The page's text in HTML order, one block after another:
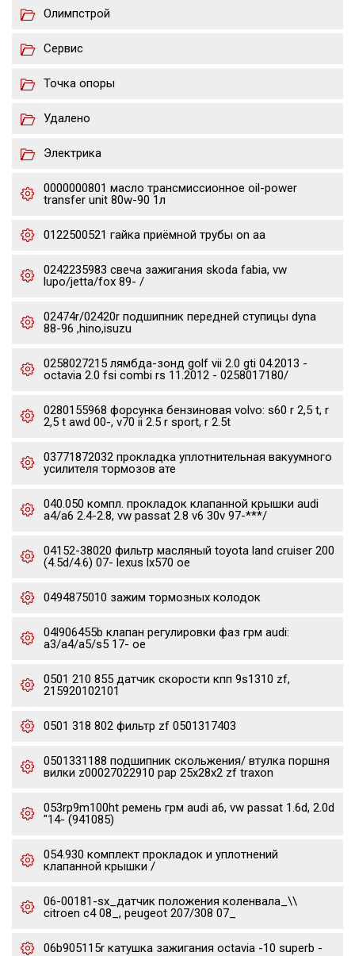
Олимпстрой
Сервис
Точка опоры
Удалено
Электрика
0000000801 масло трансмиссионное oil-power
transfer unit 80w-90 1л
0122500521 гайка приёмной трубы on aa
0242235983 свеча зажигания skoda fabia, vw
lupo/jetta/fox 89- /
02474r/02420r подшипник передней ступицы dyna
88-96 ,hino,isuzu
0258027215 лямбда-зонд golf vii 2.0 gti 04.2013 -
octavia 2.0 fsi combi rs 11.2012 - 0258017180/
0280155968 форсунка бензиновая volvo: s60 r 2,5 t, r
2,5 t awd 00-, v70 ii 2.5 r sport, r 2.5t
03771872032 прокладка уплотнительная вакуумного
усилителя тормозов ате
040.050 компл. прокладок клапанной крышки audi
a4/a6 2.4-2.8, vw passat 2.8 v6 30v 97-***/
04152-38020 фильтр масляный toyota land cruiser 200
(4.5d/4.6) 07- lexus lx570 oe
0494875010 зажим тормозных колодок
04l906455b клапан регулировки фаз грм audi:
a3/a4/a5/s5 17- oe
0501 210 855 датчик скорости кпп 9s1310 zf,
215920102101
0501 318 802 фильтр zf 0501317403
0501331188 подшипник скольжения/ втулка поршня
вилки z00027022910 pap 25x28x2 zf traxon
053rp9m100ht ремень грм audi a6, vw passat 1.6d, 2.0d
"14- (941085)
054.930 комплект прокладок и уплотнений
клапанной крышки /
06-00181-sx_датчик положения коленвала_\\
citroen c4 08_, peugeot 207/308 07_
06b905115r катушка зажигания octavia -10 superb -